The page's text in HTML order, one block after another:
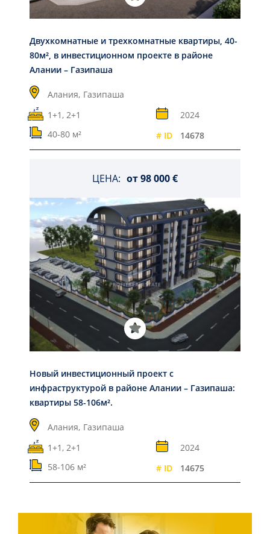
Двухкомнатные и трехкомнатные квартиры, 40-
80м², в инвестиционном проекте в районе
Алании – Газипаша
Алания, Газипаша
1+1, 2+1
2024
40-80 м²
# ID 14678
ЦЕНА: от98 000 €
Новый инвестиционный проект с
инфраструктурой в районе Алании – Газипаша:
квартиры 58-106м².
Алания, Газипаша
1+1, 2+1
2024
58-106 м²
# ID 14675